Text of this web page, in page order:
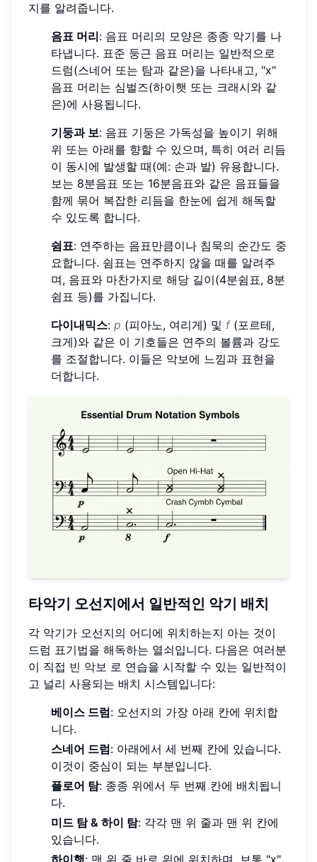
지를 알려줍니다.
음표 머리: 음표 머리의 모양은 종종 악기를 나
타냅니다. 표준 둥근 음표 머리는 일반적으로
드럼(스네어 또는 탐과 같은)을 나타내고, "x"
음표 머리는 심벌즈(하이햇 또는 크래시와 같
은)에 사용됩니다.
기둥과 보: 음표 기둥은 가독성을 높이기 위해
위 또는 아래를 향할 수 있으며, 특히 여러 리듬
이 동시에 발생할 때(예: 손과 발) 유용합니다.
보는 8분음표 또는 16분음표와 같은 음표들을
함께 묶어 복잡한 리듬을 한눈에 쉽게 해독할
수 있도록 합니다.
쉼표: 연주하는 음표만큼이나 침묵의 순간도 중
요합니다. 쉼표는 연주하지 않을 때를 알려주
며, 음표와 마찬가지로 해당 길이(4분쉼표, 8분
쉼표 등)를 가집니다.
다이내믹스: p (피아노, 여리게) 및 f(포르테,
크게)와 같은 이 기호들은 연주의 볼륨과 강도
를 조절합니다. 이들은 악보에 느낌과 표현을
더합니다.
타악기 오선지에서 일반적인 악기 배치
각 악기가 오선지의 어디에 위치하는지 아는 것이
드럼 표기법을 해독하는 열쇠입니다. 다음은 여러분
이 직접 빈 악보 로 연습을 시작할 수 있는 일반적이
고 널리 사용되는 배치 시스템입니다:
베이스 드럼: 오선지의 가장 아래 칸에 위치합
니다.
스네어 드럼: 아래에서 세 번째 칸에 있습니다.
이것이 중심이 되는 부분입니다.
플로어 탐: 종종 위에서 두 번째 칸에 배치됩니
다.
미드 탐 & 하이 탐: 각각 맨 위 줄과 맨 위 칸에
있습니다.
하이햇: 맨 위 줄 바로 위에 위치하며, 보통 "x"